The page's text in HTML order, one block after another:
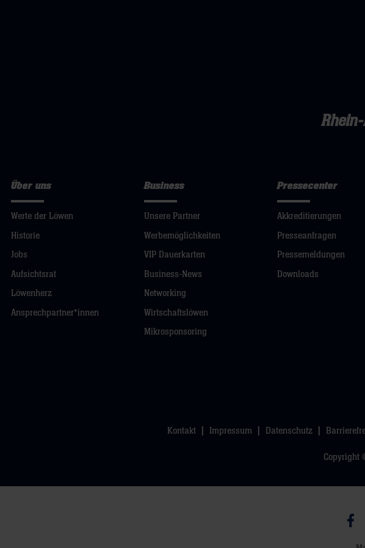
Über uns
Werte der Löwen
Historie
Jobs
Aufsichtsrat
Löwenherz
Ansprechpartner*innen
Business
Unsere Partner
Werbemöglichkeiten
VIP Dauerkarten
Business-News
Networking
Wirtschaftslöwen
Mikrosponsoring
Pressecenter
Akkreditierungen
Presseanfragen
Pressemeldungen
Downloads
Kontakt Impressum Datenschutz
Copyright